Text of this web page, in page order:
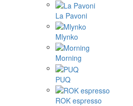
La Pavoni
Mlynko
Morning
PUQ
ROK espresso